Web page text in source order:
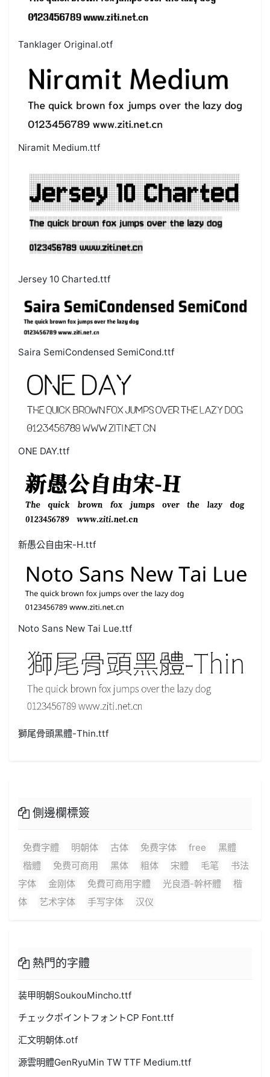
Tanklager Original.otf
Niramit Medium.ttf
Jersey 10 Charted.ttf
Saira SemiCondensed SemiCond.ttf
ONE DAY.ttf
新愚公自由宋-H.ttf
Noto Sans New Tai Lue.ttf
獅尾骨頭黑體-Thin.ttf
側邊欄標簽
免費字體 明朝体 古体 免费字体 free
黑體
楷體
免费可商用 黑体 粗体 宋體 毛笔
书法
字体
金刚体 免費可商用字體 光良酒-幹杯體
楷
体
艺术字体 手写字体 汉仪
熱門的字體
装甲明朝SoukouMincho.ttf
チェックポイントフォントCP Font.ttf
汇文明朝体.otf
源雲明體GenRyuMin TW TTF Medium.ttf